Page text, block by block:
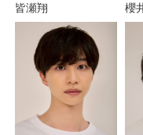
皆瀬翔 櫻